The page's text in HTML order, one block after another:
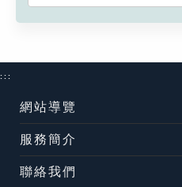
:::
網站導覽
服務簡介
聯絡我們